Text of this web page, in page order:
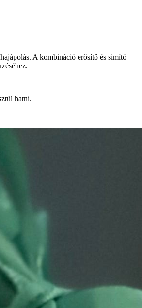
A kombináció erősítő és simító
hatni.